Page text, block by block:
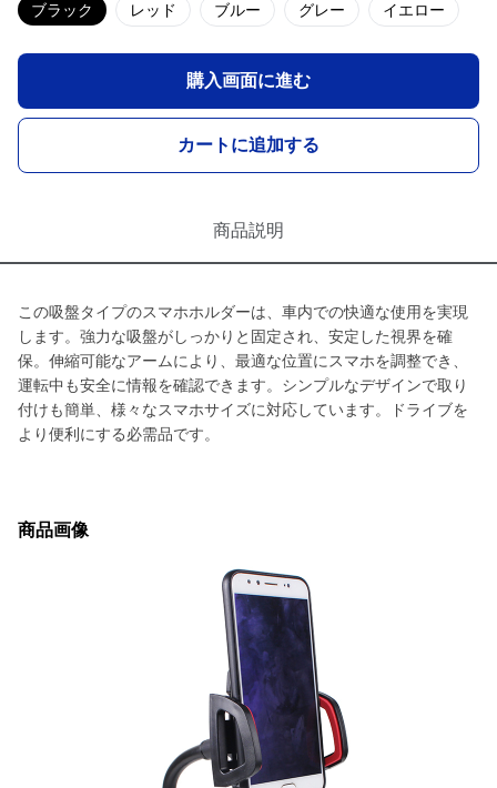
ブラック レッド ブルー グレー イエロー
購入画面に進む
カートに追加する
商品説明
この吸盤タイプのスマホホルダーは、車内での快適な使用を実現
します。強力な吸盤がしっかりと固定され、安定した視界を確
保。伸縮可能なアームにより、最適な位置にスマホを調整でき、
運転中も安全に情報を確認できます。シンプルなデザインで取り
付けも簡単、様々なスマホサイズに対応しています。ドライブを
より便利にする必需品です。
商品画像